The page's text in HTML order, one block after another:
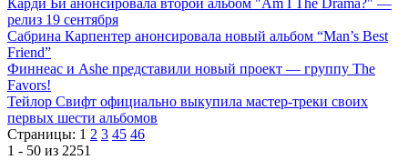
Карди Би анонсировала второй альбом "Am I The Drama?" —
релиз 19 сентября
Сабрина Карпентер анонсировала новый альбом “Man’s Best
Friend”
Финнеас и Ashe представили новый проект — группу The
Favors!
Тейлор Свифт официально выкупила мастер-треки своих
первых шести альбомов
Страницы: 1 2 3 45 46
1 - 50 из 2251